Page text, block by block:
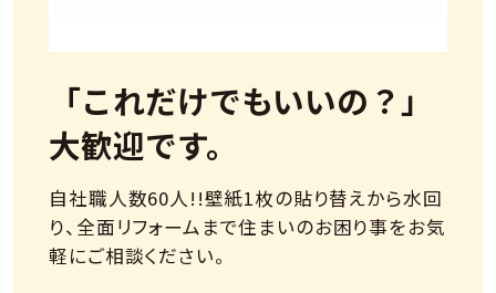
「これだけでもいいの？」
大歓迎です。
自社職人数60人!!壁紙1枚の貼り替えから水回
り、全面リフォームまで住まいのお困り事をお気
軽にご相談ください。